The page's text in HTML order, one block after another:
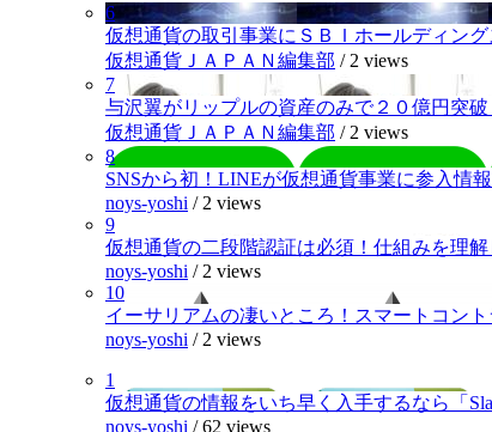
6
仮想通貨の取引事業にＳＢＩホールディング
仮想通貨ＪＡＰＡＮ編集部 / 2 views
7
与沢翼がリップルの資産のみで２０億円突
仮想通貨ＪＡＰＡＮ編集部 / 2 views
8
SNSから初！LINEが仮想通貨事業に参入情
noys-yoshi / 2 views
9
仮想通貨の二段階認証は必須！仕組みを理解
noys-yoshi / 2 views
10
イーサリアムの凄いところ！スマートコン
noys-yoshi / 2 views
1
仮想通貨の情報をいち早く入手するなら「
noys-yoshi /62 views